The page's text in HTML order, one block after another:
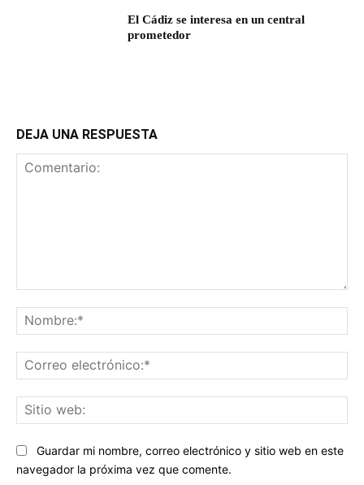
El Cádiz se interesa en un central
prometedor
DEJA UNA RESPUESTA
Guardar mi nombre, correo electrónico y sitio web en este
navegador la próxima vez que comente.